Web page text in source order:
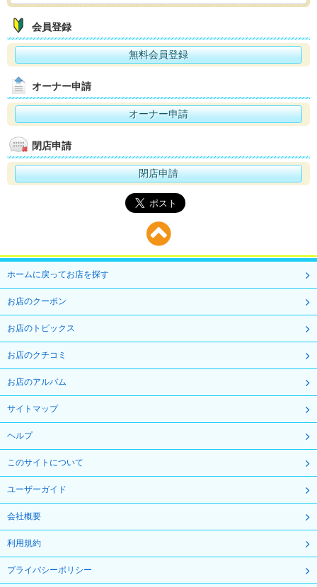
会員登録
無料会員登録
オーナー申請
オーナー申請
閉店申請
閉店申請
ホームに戻ってお店を探す
お店のクーポン
お店のトピックス
お店のクチコミ
お店のアルバム
サイトマップ
ヘルプ
このサイトについて
ユーザーガイド
会社概要
利用規約
プライバシーポリシー